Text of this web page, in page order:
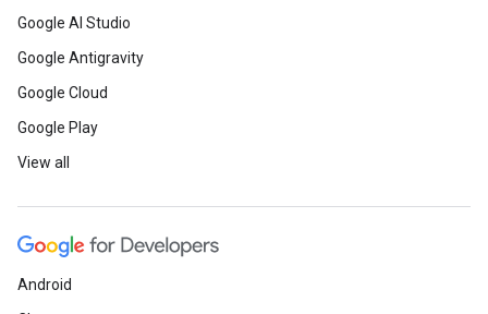
Google AI Studio
Google Antigravity
Google Cloud
Google Play
View all
Android